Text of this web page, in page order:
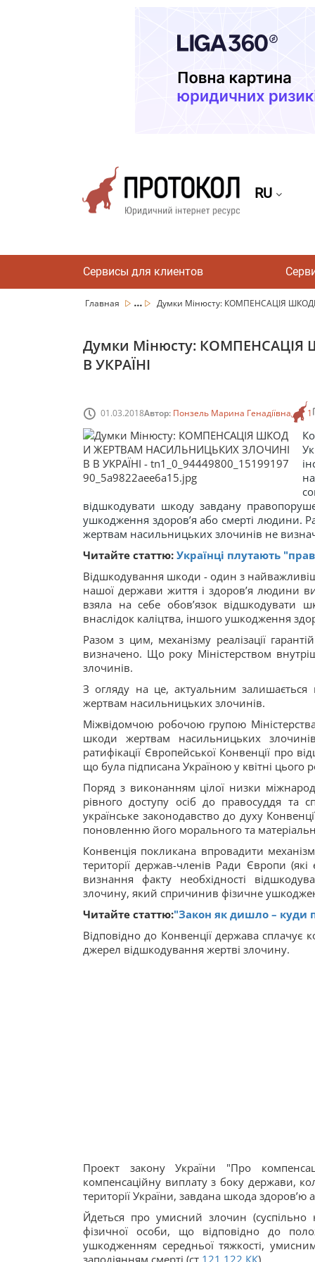
RU
Сервисы для клиентов
Главная ... Думки Мінюсту: КОМПЕНСАЦІЯ
Думки Мінюсту:
В УКРАЇНІ
01.03.2018Автор: Понзель Марина Генадіївна 1
відшкодувати шкоду завдану
ушкодження здоров’я або смерті людини.
жертвам насильницьких злочинів не
Читайте статтю: Українці плутають
Відшкодування шкоди - один з
нашої держави життя і здоров’я людини
взяла на себе обов’язок відшкодувати
внаслідок каліцтва, іншого ушкодження
Разом з цим, механізму реалізації
визначено. Що року Міністерством
злочинів.
З огляду на це, актуальним залишається
жертвам насильницьких злочинів.
Міжвідомчою робочою групою
шкоди жертвам насильницьких
ратифікації Європейської Конвенції про
що була підписана Україною у квітні цього
Поряд з виконанням цілої низки
рівного доступу осіб до правосуддя та
українське законодавство до духу
поновленню його морального та
Конвенція покликана впровадити
території держав-членів Ради Європи
визнання факту необхідності
злочину, який спричинив фізичне
Читайте статтю:"Закон як дишло – куди
Відповідно до Конвенції держава
джерел відшкодування жертві злочину.
Проект закону України "Про
компенсаційну виплату з боку держави,
території України, завдана шкода здоров’ю
Йдеться про умисний злочин
фізичної особи, що відповідно до
ушкодженням середньої тяжкості,
заподіянням смерті (ст. 121 122 КК).